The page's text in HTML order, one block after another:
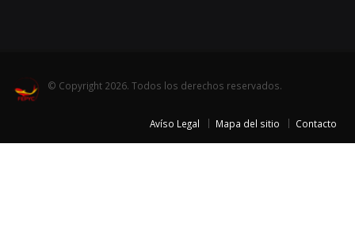
© Copyright 2026. Todos los derechos reservados.
Avíso Legal Mapa del sitio Contacto